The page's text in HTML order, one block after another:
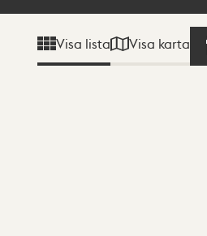
Visa lista Visa karta